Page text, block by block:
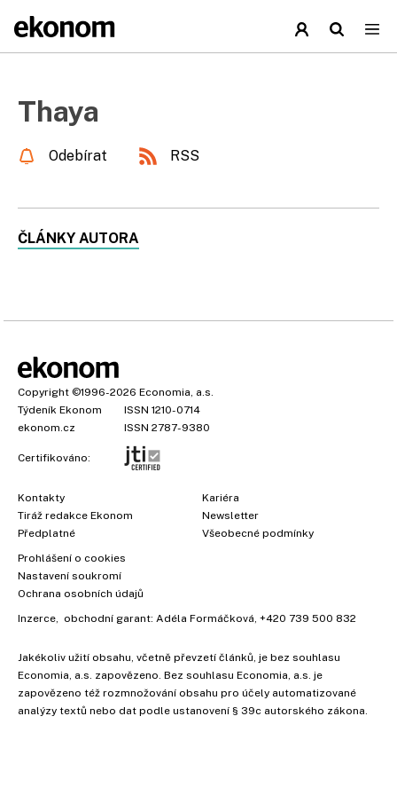
Thaya
Odebírat RSS
ČLÁNKY AUTORA
Copyright ©1996-2026 Economia, a.s.
Týdeník Ekonom
ISSN 1210-0714
ekonom.cz
ISSN 2787-9380
Certifikováno:
Kontakty
Tiráž redakce Ekonom
Předplatné
Kariéra
Newsletter
Všeobecné podmínky
Prohlášení o cookies
Nastavení soukromí
Ochrana osobních údajů
Inzerce, obchodní garant: Adéla Formáčková, +420 739 500 832
Jakékoliv užití obsahu, včetně převzetí článků, je bez souhlasu
Economia, a.s. zapovězeno. Bez souhlasu Economia, a.s. je
zapovězeno též rozmnožování obsahu pro účely automatizované
analýzy textů nebo dat podle ustanovení § 39c autorského zákona.